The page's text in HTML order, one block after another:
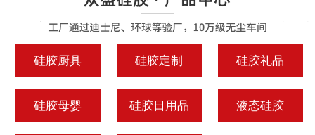
硅胶厨具 硅胶定制 硅胶礼品
硅胶母婴 硅胶日用品 液态硅胶